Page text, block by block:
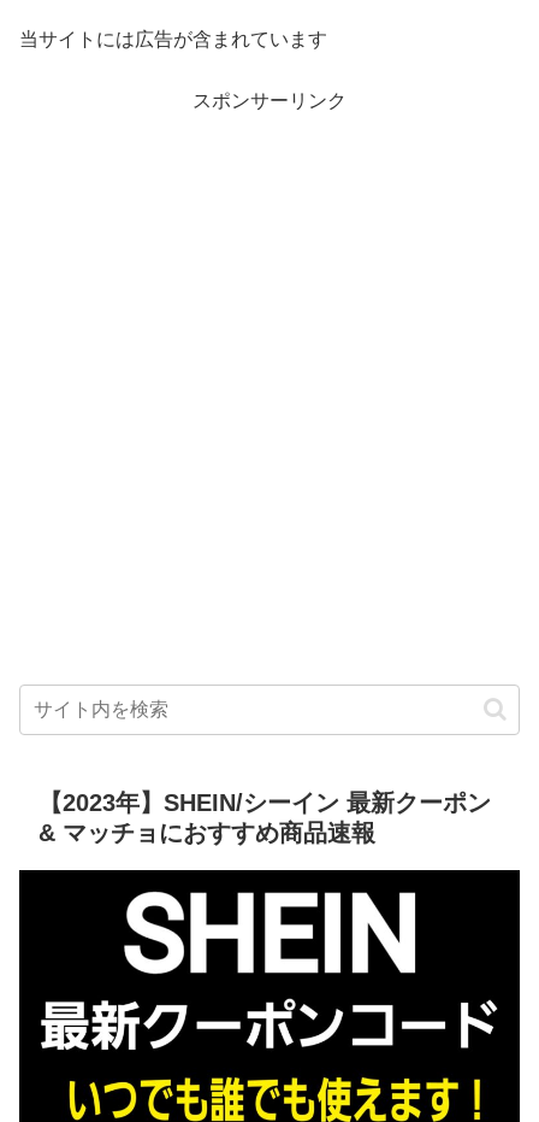
当サイトには広告が含まれています
スポンサーリンク
【2023年】SHEIN/シーイン 最新クーポン
& マッチョにおすすめ商品速報